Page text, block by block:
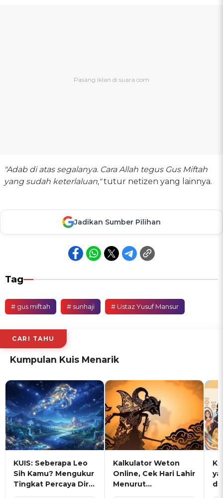
"Adab di atas segalanya. Cara Allah tegus Gus Miftah
yang sudah keterlaluan,"tutur netizen yang lainnya.
Jadikan Sumber Pilihan
Tag
# gus miftah # sunhaji # Ustaz Yusuf Mansur
CARI TAHU
Kumpulan Kuis Menarik
KUIS: Seberapa Leo
Sih Kamu? Mengukur
Tingkat Percaya Diri
Kalkulator Weton
Online, Cek Hari Lahir
Menurut